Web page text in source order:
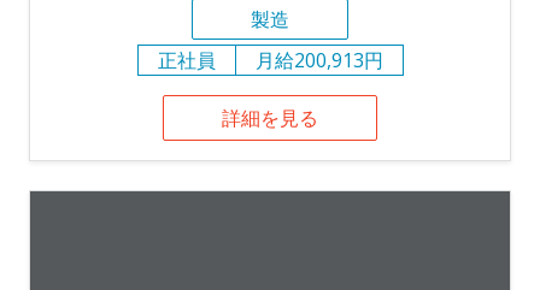
製造
正社員
月給200,913円
詳細を見る